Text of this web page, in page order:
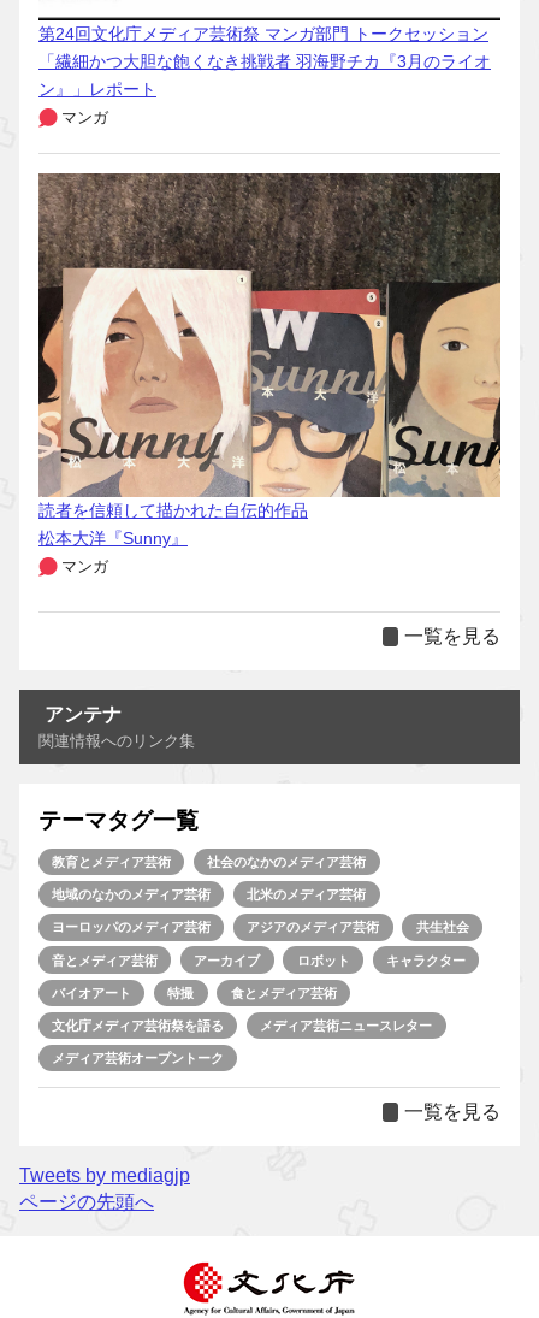
第24回文化庁メディア芸術祭 マンガ部門 トークセッション
「繊細かつ大胆な飽くなき挑戦者 羽海野チカ『3月のライオ
ン』」レポート
マンガ
読者を信頼して描かれた自伝的作品
松本大洋『Sunny』
マンガ
一覧を見る
アンテナ
関連情報へのリンク集
テーマタグ一覧
教育とメディア芸術 社会のなかのメディア芸術
地域のなかのメディア芸術 北米のメディア芸術
ヨーロッパのメディア芸術 アジアのメディア芸術 共生社会
音とメディア芸術 アーカイブ ロボット キャラクター
バイオアート 特撮 食とメディア芸術
文化庁メディア芸術祭を語る メディア芸術ニュースレター
メディア芸術オープントーク
一覧を見る
Tweets by mediagjp
ページの先頭へ